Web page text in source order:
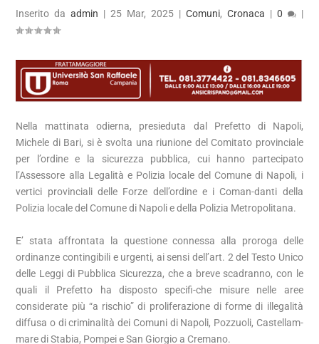
Inserito daadmin |25 Mar, 2025 | Comuni, Cronaca | 0 |
Nella mattinata odierna, presieduta dal Prefetto di Napoli,
Michele di Bari, si è svolta una riunione del Comitato provinciale
per l’ordine e la sicurezza pubblica, cui hanno partecipato
l’Assessore alla Legalità e Polizia locale del Comune di Napoli, i
vertici provinciali delle Forze dell’ordine e i Coman-danti della
Polizia locale del Comune di Napoli e della Polizia Metropolitana.
E’ stata affrontata la questione connessa alla proroga delle
ordinanze contingibili e urgenti, ai sensi dell’art. 2 del Testo Unico
delle Leggi di Pubblica Sicurezza, che a breve scadranno, con le
quali il Prefetto ha disposto specifi-che misure nelle aree
considerate più “a rischio” di proliferazione di forme di illegalità
diffusa o di criminalità dei Comuni di Napoli, Pozzuoli, Castellam-
mare di Stabia, Pompei e San Giorgio a Cremano.